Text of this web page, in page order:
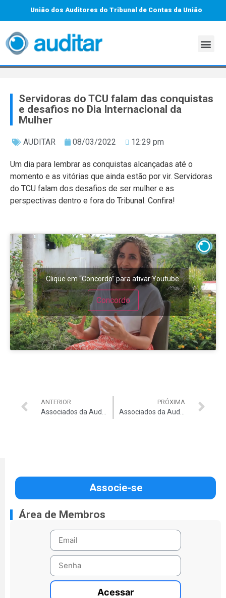
União dos Auditores do Tribunal de Contas da União
Servidoras do TCU falam das conquistas
e desafios no Dia Internacional da
Mulher
AUDITAR 08/03/2022 12:29 pm
Um dia para lembrar as conquistas alcançadas até o
momento e as vitórias que ainda estão por vir. Servidoras
do TCU falam dos desafios de ser mulher e as
perspectivas dentro e fora do Tribunal. Confira!
Clique em “Concordo” para ativar Youtube
Concordo
ANTERIOR
Associados da Auditar podem comprar no supermercado Dia a Dia, em qualquer quantidade, pelo preço de atacado
PRÓXIMA
Associados da Auditar garantem ingresso no Cinemark por R$ 10. Quantidade limitada, garanta o seu!
Associe-se
Área de Membros
Acessar